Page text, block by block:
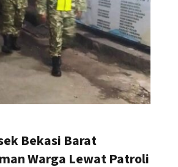
Bekasi Barat
Warga Lewat Patroli